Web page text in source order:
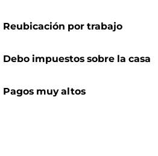
Reubicación por trabajo
Debo impuestos sobre la casa
Pagos muy altos